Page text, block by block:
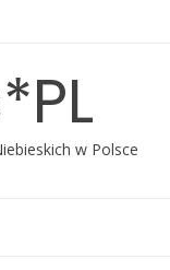
w Polsce